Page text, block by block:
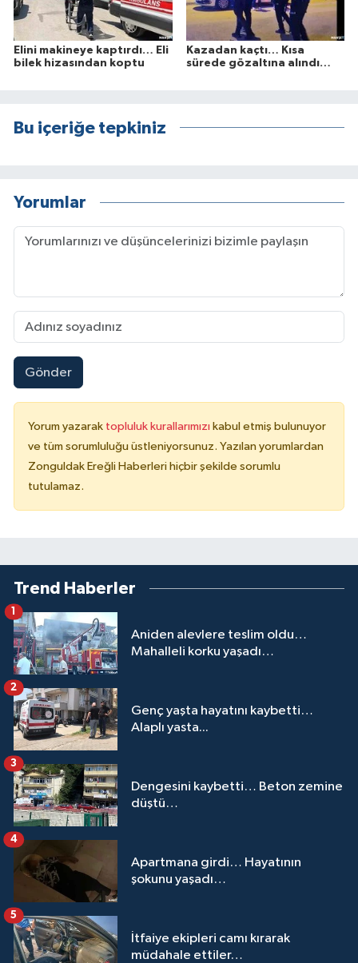
Elini makineye kaptırdı… Eli
bilek hizasından koptu
Kazadan kaçtı… Kısa
sürede gözaltına alındı…
Bu içeriğe tepkiniz
Yorumlar
Gönder
Yorum yazarak topluluk kurallarımızı kabul etmiş bulunuyor
ve tüm sorumluluğu üstleniyorsunuz. Yazılan yorumlardan
Zonguldak Ereğli Haberleri hiçbir şekilde sorumlu
tutulamaz.
Trend Haberler
Aniden alevlere teslim oldu…
Mahalleli korku yaşadı…
1
Genç yaşta hayatını kaybetti…
Alaplı yasta...
2
Dengesini kaybetti… Beton zemine
düştü…
3
Apartmana girdi… Hayatının
şokunu yaşadı…
4
İtfaiye ekipleri camı kırarak
müdahale ettiler…
5